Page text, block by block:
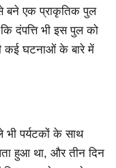
बने एक प्राकृतिक पुल
दंपत्ति भी इस पुल को
कई घटनाओं के बारे में
पर्यटकों के साथ
हुआ था, और तीन दिन